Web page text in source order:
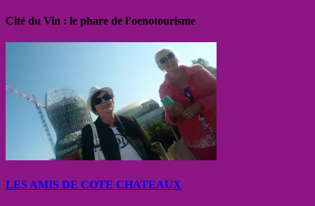
Cité du Vin : le phare de l’oenotourisme
LES AMIS DE COTE CHATEAUX